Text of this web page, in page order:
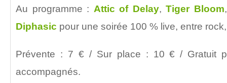
Au programme : Attic of Delay,Tiger Bloom
Diphasic pour une soirée 100 % live, entre
Prévente : 7 € / Sur place : 10 € / Gratuit
accompagnés.